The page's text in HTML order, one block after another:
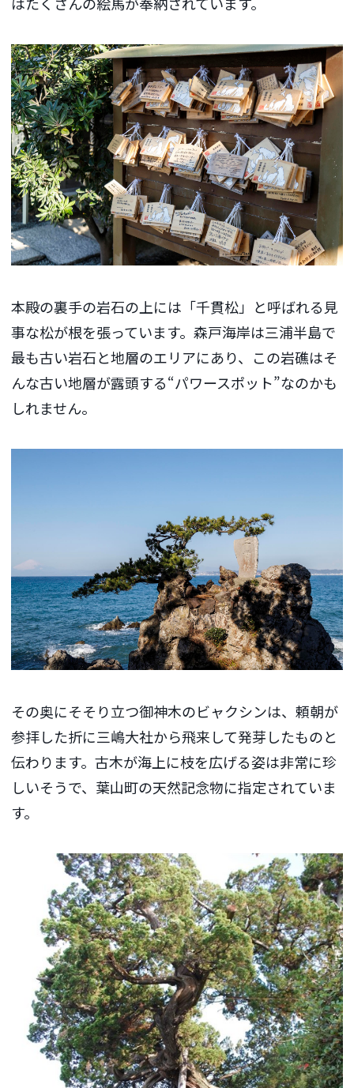
本殿の裏手の岩石の上には「千貫松」と呼ばれる見
事な松が根を張っています。森戸海岸は三浦半島で
最も古い岩石と地層のエリアにあり、この岩礁はそ
んな古い地層が露頭する“パワースポット”なのかも
しれません。
その奥にそそり立つ御神木のビャクシンは、頼朝が
参拝した折に三嶋大社から飛来して発芽したものと
伝わります。古木が海上に枝を広げる姿は非常に珍
しいそうで、葉山町の天然記念物に指定されていま
す。